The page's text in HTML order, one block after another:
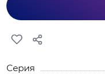
Серия